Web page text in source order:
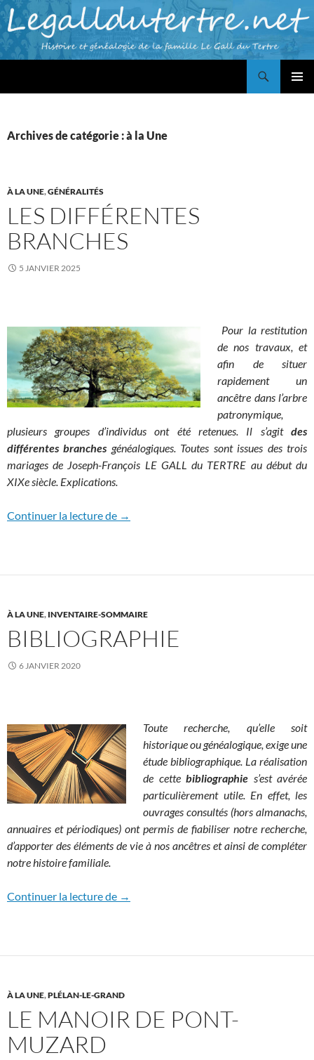
Aller
au
contenu
Archives de catégorie : à la Une
À LA UNE,GÉNÉRALITÉS
LES DIFFÉRENTES
BRANCHES
5 JANVIER 2025
Pour la restitution
de nos travaux, et
afin de situer
rapidement un
ancêtre dans l’arbre
patronymique,
plusieurs groupes d’individus ont été retenues. Il s’agit des
différentes branches généalogiques. Toutes sont issues des trois
mariages de Joseph-François LE GALL du TERTRE au début du
XIXe siècle. Explications.
Continuer la lecture de Les différentes branches
→
À LA UNE, INVENTAIRE-SOMMAIRE
BIBLIOGRAPHIE
6 JANVIER 2020
Toute recherche, qu’elle soit
historique ou généalogique, exige une
étude bibliographique. La réalisation
de cette bibliographie s’est avérée
particulièrement utile. En effet, les
ouvrages consultés (hors almanachs,
annuaires et périodiques) ont permis de fiabiliser notre recherche,
d’apporter des éléments de vie à nos ancêtres et ainsi de compléter
notre histoire familiale.
Continuer la lecture de Bibliographie
→
À LA UNE,PLÉLAN-LE-GRAND
LE MANOIR DE PONT-
MUZARD